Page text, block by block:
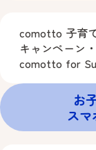
comotto 子育
キャンペーン
comotto for
お
スマ